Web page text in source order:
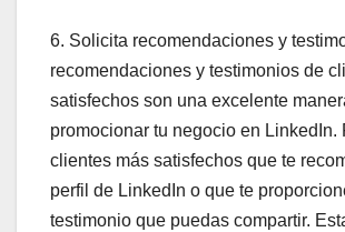
6. Solicita recomendaciones y
recomendaciones y testimonios de
satisfechos son una excelente
promocionar tu negocio en LinkedIn.
clientes más satisfechos que te
perfil de LinkedIn o que te
testimonio que puedas compartir.